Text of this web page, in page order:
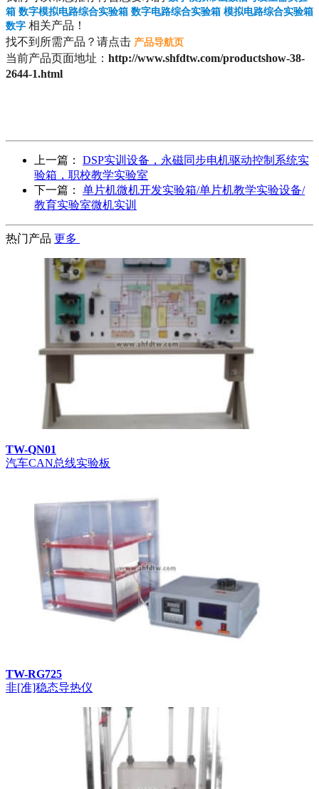
箱 数字模拟电路综合实验箱 数字电路综合实验箱 模拟电路综合实验箱
数字 相关产品！
找不到所需产品？请点击 产品导航页
当前产品页面地址： http://www.shfdtw.com/productshow-38-
2644-1.html
上一篇：
DSP实训设备，永磁同步电机驱动控制系统实
验箱，职校教学实验室
下一篇：
单片机微机开发实验箱/单片机教学实验设备/
教育实验室微机实训
热门产品 更多
TW-QN01
汽车CAN总线实验板
TW-RG725
非[准]稳态导热仪